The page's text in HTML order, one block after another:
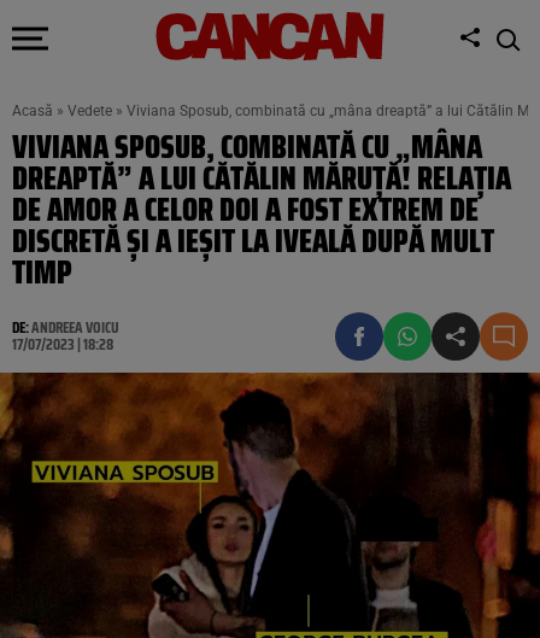
Acasă » Vedete » Viviana Sposub, combinată cu „mâna dreaptă” a lui Cătălin
VIVIANA SPOSUB, COMBINATĂ CU „MÂNA
DREAPTĂ” A LUI CĂTĂLIN MĂRUȚĂ! RELAȚIA
DE AMOR A CELOR DOI A FOST EXTREM DE
DISCRETĂ ȘI A IEȘIT LA IVEALĂ DUPĂ MULT
TIMP
DE:ANDREEA VOICU
17/07/2023 | 18:28